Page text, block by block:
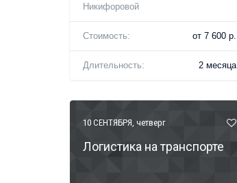
Никифоровой
Стоимость: от 7 600 р.
Длительность: 2 месяца
10 СЕНТЯБРЯ , четверг
Логистика на транспорте